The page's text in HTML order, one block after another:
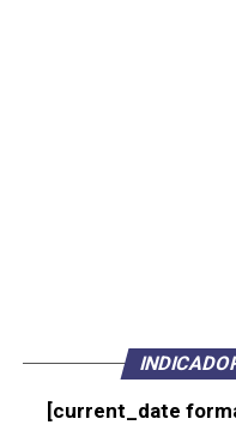
[current_date